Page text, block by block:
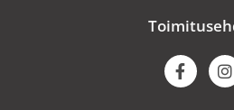
F
a
c
I
n
s